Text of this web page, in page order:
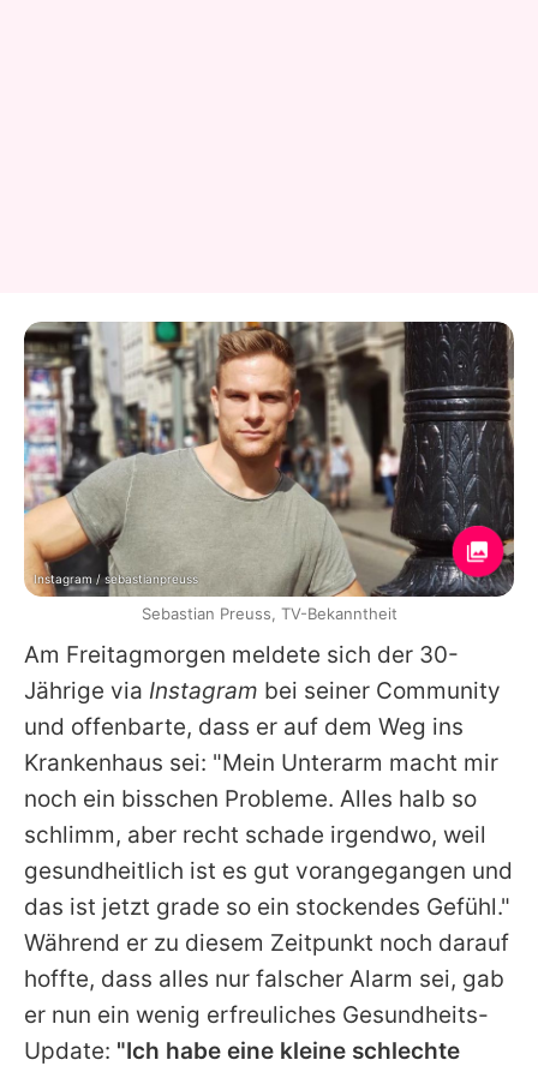
Am Freitagmorgen meldete sich der 30-
Jährige via Instagram bei seiner Community
und offenbarte, dass er auf dem Weg ins
Krankenhaus sei: "Mein Unterarm macht mir
noch ein bisschen Probleme. Alles halb so
schlimm, aber recht schade irgendwo, weil
gesundheitlich ist es gut vorangegangen und
das ist jetzt grade so ein stockendes Gefühl."
Während er zu diesem Zeitpunkt noch darauf
hoffte, dass alles nur falscher Alarm sei, gab
er nun ein wenig erfreuliches Gesundheits-
Update: "Ich habe eine kleine schlechte
Instagram / sebastianpreuss
Sebastian Preuss, TV-Bekanntheit